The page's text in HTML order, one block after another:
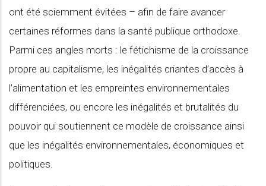
ont été sciemment évitées – afin de faire avancer
certaines réformes dans la santé publique orthodoxe.
Parmi ces angles morts : le fétichisme de la croissance
propre au capitalisme, les inégalités criantes d’accès à
l’alimentation et les empreintes environnementales
différenciées, ou encore les inégalités et brutalités du
pouvoir qui soutiennent ce modèle de croissance ainsi
que les inégalités environnementales, économiques et
politiques.